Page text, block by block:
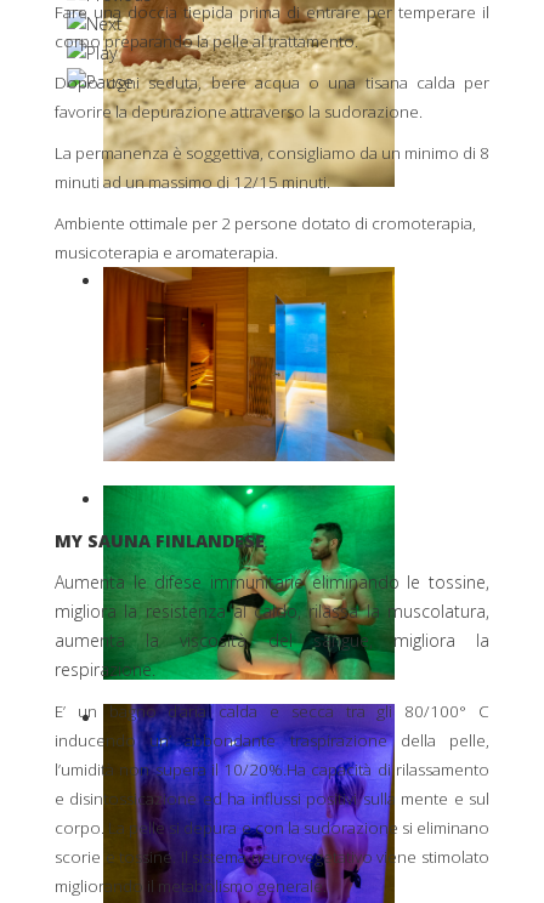
Fare una doccia tiepida prima di entrare per temperare il
corpo preparando la pelle al trattamento.
Dopo ogni seduta, bere acqua o una tisana calda per
favorire la depurazione attraverso la sudorazione.
La permanenza è soggettiva, consigliamo da un minimo di 8
minuti ad un massimo di 12/15 minuti.
Ambiente ottimale per 2 persone dotato di cromoterapia,
musicoterapia e aromaterapia.
MY SAUNA FINLANDESE
Aumenta le difese immunitarie eliminando le tossine,
migliora la resistenza al caldo, rilassa la muscolatura,
aumenta la viscosità del sangue, migliora la
respirazione.
E’ un bagno d’aria calda e secca tra gli 80/100° C
inducendo un’ abbondante traspirazione della pelle,
l’umidità non supera il 10/20%.Ha capacità di rilassamento
e disintossicazione ed ha influssi positivi sulla mente e sul
corpo. La pelle si depura e con la sudorazione si eliminano
scorie e tossine. Il sistema neurovegetativo viene stimolato
migliorando il metabolismo generale.